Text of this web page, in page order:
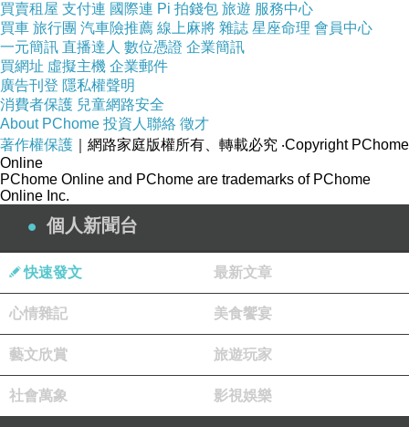
買賣租屋 支付連 國際連 Pi 拍錢包 旅遊 服務中心
買車 旅行團 汽車險推薦 線上麻將 雜誌 星座命理 會員中心
一元簡訊 直播達人 數位憑證 企業簡訊
買網址 虛擬主機 企業郵件
廣告刊登 隱私權聲明
消費者保護 兒童網路安全
About PChome 投資人聯絡 徵才
著作權保護 ｜網路家庭版權所有、轉載必究 ‧Copyright PChome
Online
PChome Online and PChome are trademarks of PChome
Online Inc.
個人新聞台
快速發文 最新文章
心情雜記 美食饗宴
藝文欣賞 旅遊玩家
社會萬象 影視娛樂